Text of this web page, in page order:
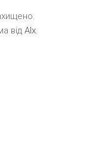
від Alx.